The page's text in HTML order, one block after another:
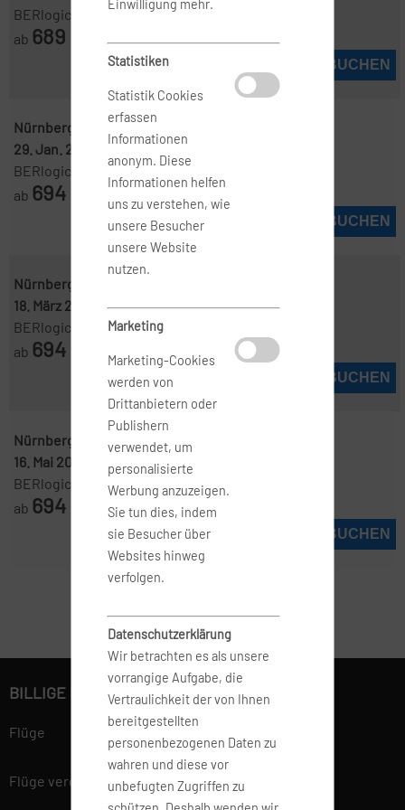
BERlogic
ab 689
JETZT BUCHEN
Nürnberg ( NUE )-Miami ( MIA )
29. Jan. 2027
14. Feb. 2027
BERlogic
ab 694
JETZT BUCHEN
Nürnberg ( NUE )
18. März 2027
31. März 2027
BERlogic
ab 694
JETZT BUCHEN
Nürnberg ( NUE )
Miami ( MIA )
16. Mai 2027
27. Mai 2027
BERlogic
ab 694
JETZT BUCHEN
Einwilligung mehr.
Statistiken
Statistik Cookies
erfassen
Informationen
anonym. Diese
Informationen helfen
uns zu verstehen, wie
unsere Besucher
unsere Website
nutzen.
Marketing
Marketing-Cookies
werden von
Drittanbietern oder
Publishern
verwendet, um
personalisierte
Werbung anzuzeigen.
Sie tun dies, indem
sie Besucher über
Websites hinweg
verfolgen.
Datenschutzerklärung
Wir betrachten es als unsere
vorrangige Aufgabe, die
Vertraulichkeit der von Ihnen
bereitgestellten
personenbezogenen Daten zu
wahren und diese vor
unbefugten Zugriffen zu
BILLIGE FLÜGE BUCHEN
Flüge
Flüge vergleichen